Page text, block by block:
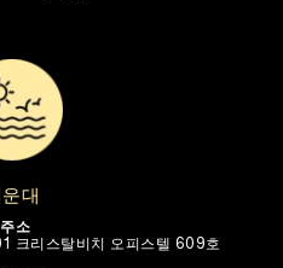
대
주소
크리스탈비치 오피스텔 609호